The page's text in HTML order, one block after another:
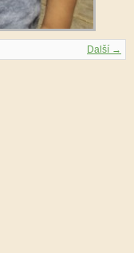
Další →